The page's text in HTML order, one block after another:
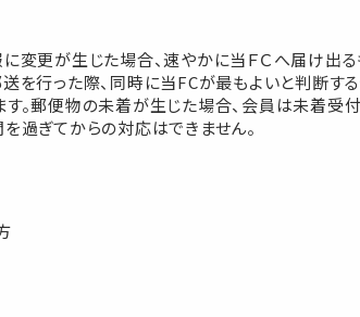
変更が生じた場合、速やかに当ＦＣへ届け出る
を行った際、同時に当FCが最もよいと判断す
。郵便物の未着が生じた場合、会員は未着受
過ぎてからの対応はできません。